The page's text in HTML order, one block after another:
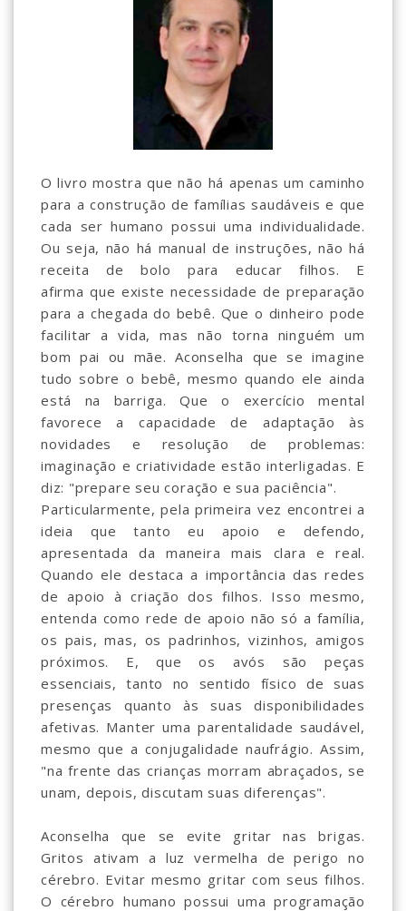
O livro mostra que não há apenas um caminho
para a construção de famílias saudáveis e que
cada ser humano possui uma individualidade.
Ou seja, não há manual de instruções, não há
receita de bolo para educar filhos. E
afirma que existe necessidade de preparação
para a chegada do bebê. Que o dinheiro pode
facilitar a vida, mas não torna ninguém um
bom pai ou mãe. Aconselha que se imagine
tudo sobre o bebê, mesmo quando ele ainda
está na barriga. Que o exercício mental
favorece a capacidade de adaptação às
novidades e resolução de problemas:
imaginação e criatividade estão interligadas. E
diz: "prepare seu coração e sua paciência".
Particularmente, pela primeira vez encontrei a
ideia que tanto eu apoio e defendo,
apresentada da maneira mais clara e real.
Quando ele destaca a importância das redes
de apoio à criação dos filhos. Isso mesmo,
entenda como rede de apoio não só a família,
os pais, mas, os padrinhos, vizinhos, amigos
próximos. E, que os avós são peças
essenciais, tanto no sentido físico de suas
presenças quanto às suas disponibilidades
afetivas. Manter uma parentalidade saudável,
mesmo que a conjugalidade naufrágio. Assim,
"na frente das crianças morram abraçados, se
unam, depois, discutam suas diferenças".
Aconselha que se evite gritar nas brigas.
Gritos ativam a luz vermelha de perigo no
cérebro. Evitar mesmo gritar com seus filhos.
O cérebro humano possui uma programação